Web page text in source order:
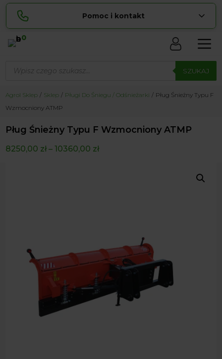
Pomoc i kontakt
Lucyna
pokaż numer
534 853 ... pokaż numer
biuro@ ... pokaż e-mail
0
produktów SZUKAJ
Agrol Sklep Sklep Pługi Do Śniegu / Odśnieżarki
Pług Śnieżny Typu F
Wzmocniony ATMP
Pług Śnieżny Typu F Wzmocniony ATMP
8250,00 zł–10360,00 zł